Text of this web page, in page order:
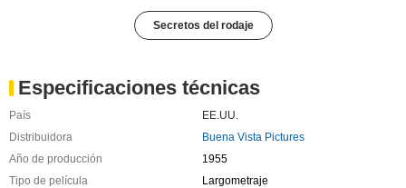
Secretos del rodaje
Especificaciones técnicas
País
EE.UU.
Distribuidora
Buena Vista Pictures
Año de producción
1955
Tipo de película
Largometraje